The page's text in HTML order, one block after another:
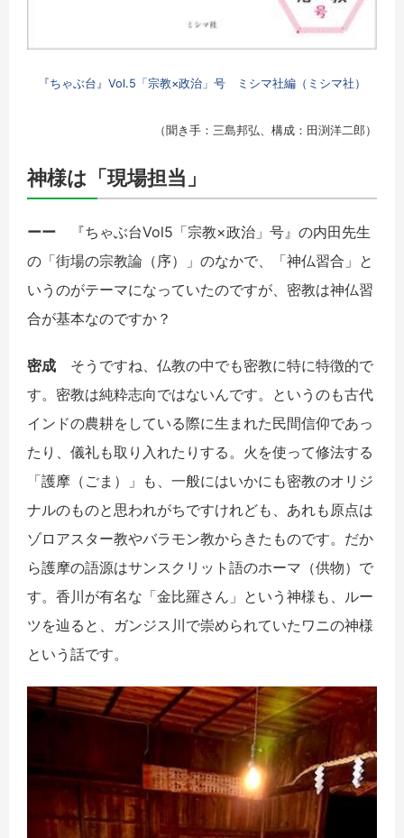
『ちゃぶ台』Vol.5「宗教×政治」号 ミシマ社編（ミシマ社）
（聞き手：三島邦弘、構成：田渕洋二郎）
神様は「現場担当」
ーー 『ちゃぶ台Vol5「宗教×政治」号』の内田先生
の「街場の宗教論（序）」のなかで、「神仏習合」と
いうのがテーマになっていたのですが、密教は神仏習
合が基本なのですか？
密成 そうですね、仏教の中でも密教に特に特徴的で
す。密教は純粋志向ではないんです。というのも古代
インドの農耕をしている際に生まれた民間信仰であっ
たり、儀礼も取り入れたりする。火を使って修法する
「護摩（ごま）」も、一般にはいかにも密教のオリジ
ナルのものと思われがちですけれども、あれも原点は
ゾロアスター教やバラモン教からきたものです。だか
ら護摩の語源はサンスクリット語のホーマ（供物）で
す。香川が有名な「金比羅さん」という神様も、ルー
ツを辿ると、ガンジス川で崇められていたワニの神様
という話です。